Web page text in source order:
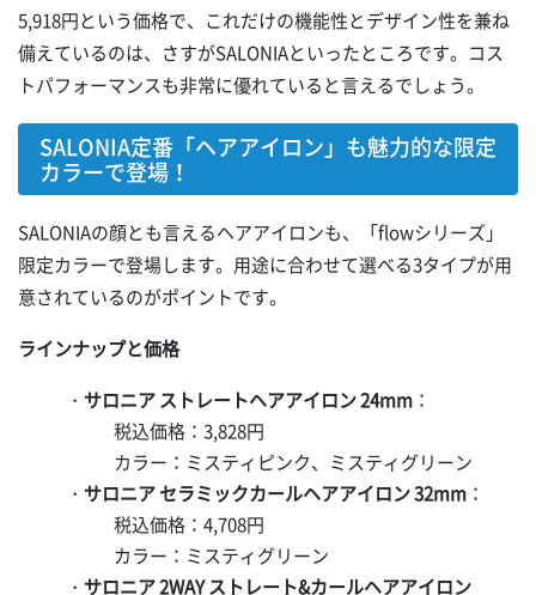
5,918円という価格で、これだけの機能性とデザイン性を兼ね
備えているのは、さすがSALONIAといったところです。コス
トパフォーマンスも非常に優れていると言えるでしょう。
SALONIA定番「ヘアアイロン」も魅力的な限定
カラーで登場！
SALONIAの顔とも言えるヘアアイロンも、「flowシリーズ」
限定カラーで登場します。用途に合わせて選べる3タイプが用
意されているのがポイントです。
ラインナップと価格
・ サロニア ストレートヘアアイロン 24mm ：
税込価格：3,828円
カラー：ミスティピンク、ミスティグリーン
・ サロニア セラミックカールヘアアイロン 32mm ：
税込価格：4,708円
カラー：ミスティグリーン
・ サロニア 2WAY ストレート&カールヘアアイロン